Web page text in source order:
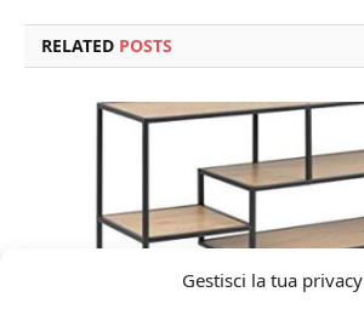
Gestisci la tua privacy
RELATED POSTS